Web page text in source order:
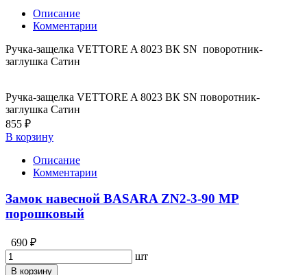
Описание
Комментарии
Ручка-защелка VETTORE A 8023 BК SN поворотник-
заглушка Сатин
Ручка-защелка VETTORE A 8023 BК SN поворотник-
заглушка Сатин
855 ₽
В корзину
Описание
Комментарии
Замок навесной BASARA ZN2-3-90 МР
порошковый
690 ₽
шт
В корзину